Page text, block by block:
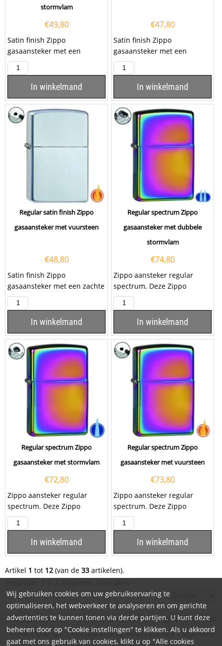
stormvlam
€49,80
Satin finish Zippo
gasaansteker met een
dubbele stormvlam. Deze
Zippo aansteker heeft een
satijnen...In winkelmand
€47,80
Satin finish Zippo
gasaansteker met een
stormvlam. Deze Zippo
aansteker heeft een satijnen
finish...In winkelmand
Regular satin finish Zippo
gasaansteker met vuursteen
€48,80
Satin finish Zippo
gasaansteker met een zachte
vlam. Deze Zippo aansteker
heeft een satijnen finish...
In winkelmand
Regular spectrum Zippo
gasaansteker met dubbele
stormvlam
€74,80
Zippo aansteker regular
spectrum. Deze Zippo
aansteker heeft een
glanzende...
In winkelmand
Regular spectrum Zippo
gasaansteker met stormvlam
€72,80
Zippo aansteker regular
spectrum. Deze Zippo
aansteker heeft een
glanzende...
In winkelmand
Regular spectrum Zippo
gasaansteker met vuursteen
€73,80
Zippo aansteker regular
spectrum. Deze Zippo
aansteker heeft een
glanzende...
In winkelmand
Artikel 1 tot 12 (van de 33 artikelen).
BlitZz graveerwerk - Hét juiste adres voor al uw graveerwerken!
Home- Over ons -Graveerwerk op maat -Contact- Algemene
Wij gebruiken cookies om uw gebruikservaring te
optimaliseren, het webverkeer te analyseren en om gerichte
advertenties te kunnen tonen via derde partijen. U kunt deze
beheren door op "Cookie instellingen" te klikken. Als u akkoord
gaat met ons gebruik van cookies, klikt u op "Alle cookies